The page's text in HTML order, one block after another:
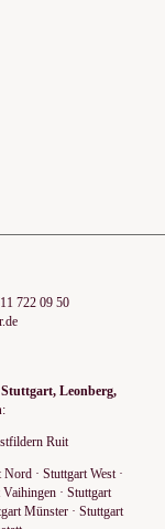
722 09 50
Leonberg,
:
Ruit
Nord· Stuttgart West·
Vaihingen· Stuttgart
Münster· Stuttgart